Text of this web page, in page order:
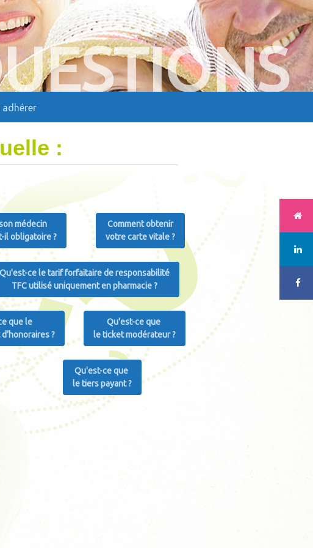
adhérer
:
médecin
il obligatoire ?
Comment obtenir
votre carte vitale ?
Qu'est-ce le tarif forfaitaire de responsabilité
TFC utilisé uniquement en pharmacie ?
que le
?
Qu'est-ce que
le ticket modérateur ?
Qu'est-ce que
le tiers payant ?